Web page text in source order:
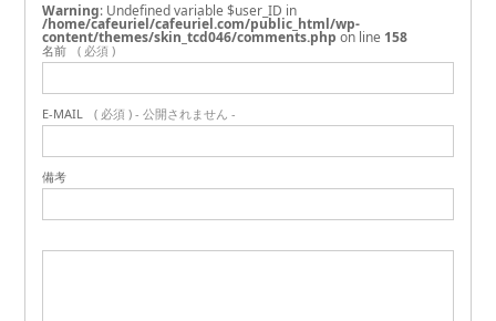
Warning : Undefined variable $user_ID in
/home/cafeuriel/cafeuriel.com/public_html/wp-
content/themes/skin_tcd046/comments.php on line 158
名前 ( 必須 )
E-MAIL ( 必須 ) - 公開されません -
備考